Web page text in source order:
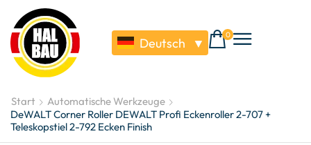
Deutsch ▼
0
Start
Automatische Werkzeuge
DeWALT Corner Roller DEWALT Profi Eckenroller 2-707 +
Teleskopstiel 2-792 Ecken Finish